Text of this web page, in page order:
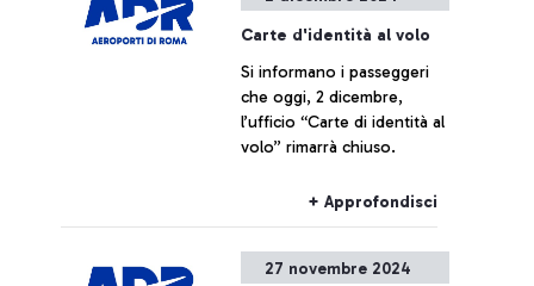
Carte d'identità al volo
Si informano i passeggeri
che oggi, 2 dicembre,
l’ufficio “Carte di identità al
volo” rimarrà chiuso.
+ Approfondisci
27 novembre 2024